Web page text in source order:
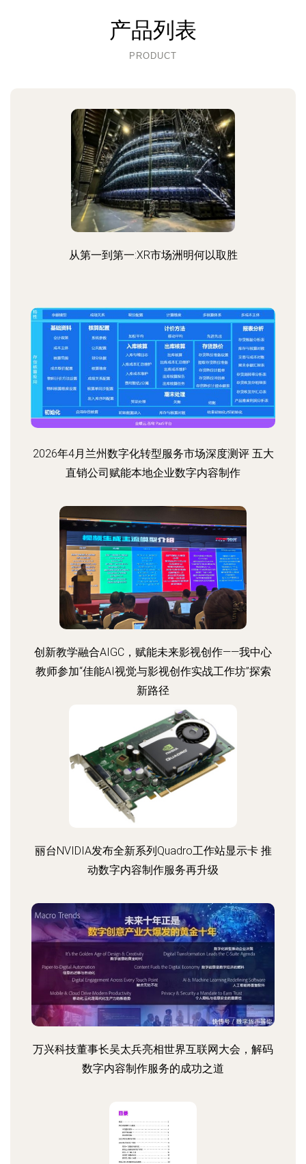
产品列表
PRODUCT
从第一到第一:XR市场洲明何以取胜
2026年4月兰州数字化转型服务市场深度测评 五大
直销公司赋能本地企业数字内容制作
创新教学融合AIGC，赋能未来影视创作——我中心
教师参加“佳能AI视觉与影视创作实战工作坊”探索
新路径
丽台NVIDIA发布全新系列Quadro工作站显示卡 推
动数字内容制作服务再升级
万兴科技董事长吴太兵亮相世界互联网大会，解码
数字内容制作服务的成功之道